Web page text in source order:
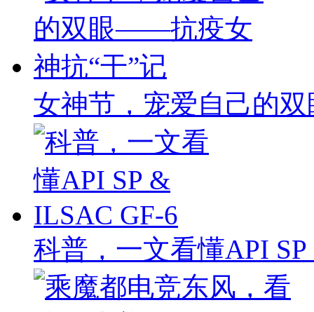
女神节，宠爱自己的
科普，一文看懂API